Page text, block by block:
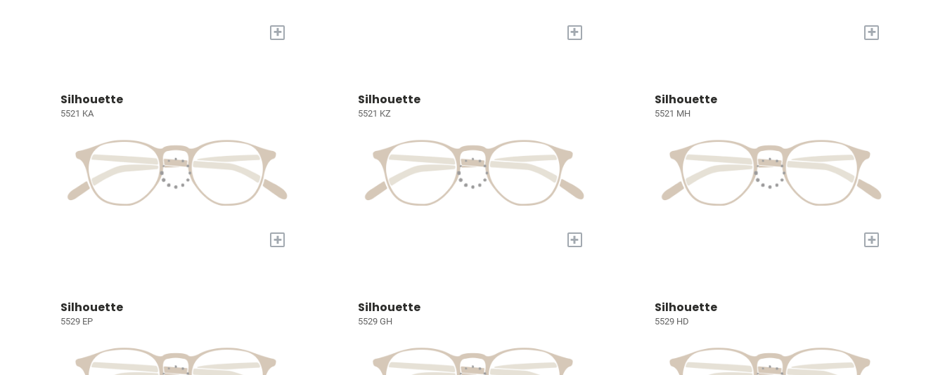
+ + +
Silhouette
5521 KA
+
Silhouette
5521 KZ
+
Silhouette
5521 MH
+
Silhouette
5529 EP
Silhouette
5529 GH
Silhouette
5529 HD